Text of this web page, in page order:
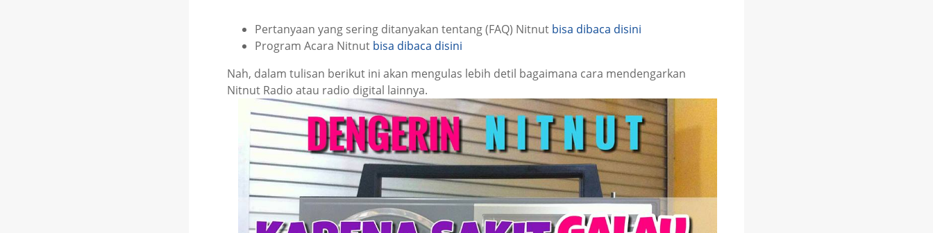
Pertanyaan yang sering ditanyakan tentang (FAQ) Nitnut bisa dibaca disini
Program Acara Nitnut bisa dibaca disini
Nah, dalam tulisan berikut ini akan mengulas lebih detil bagaimana cara mendengarkan
Nitnut Radio atau radio digital lainnya.